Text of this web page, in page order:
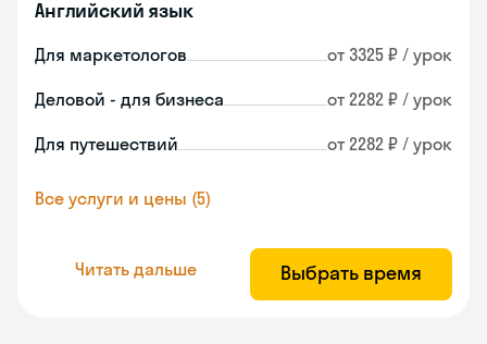
Английский язык
Для маркетологов от 3325 ₽ / урок
Деловой - для бизнеса от 2282 ₽ / урок
Для путешествий от 2282 ₽ / урок
Все услуги и цены (5)
Читать дальше Выбрать время